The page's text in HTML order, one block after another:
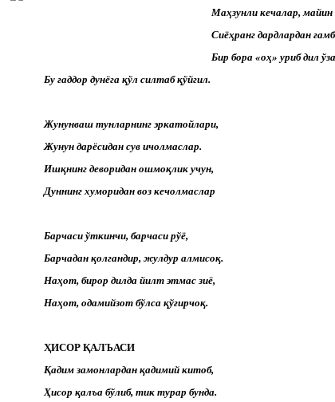
Маҳзунли кечалар, майин
Сиёҳранг дардлардан
Бир бора «оҳ» уриб дил
Бу ғаддор дунёга қўл силтаб қўйгил.
Жунунваш тунларнинг эркатойлари,
Жунун дарёсидан сув ичолмаслар.
Ишқнинг деворидан ошмоқлик учун,
Дуннинг хуморидан воз кечолмаслар
Барчаси ўткинчи, барчаси рўё,
Барчадан қолгандир, жулдур алмисоқ.
Наҳот, бирор дилда йилт этмас зиё,
Наҳот, одамийзот бўлса қўғирчоқ.
ҲИСОР ҚАЛЪАСИ
Қадим замонлардан қадимий китоб,
Ҳисор қалъа бўлиб, тик турар бунда.